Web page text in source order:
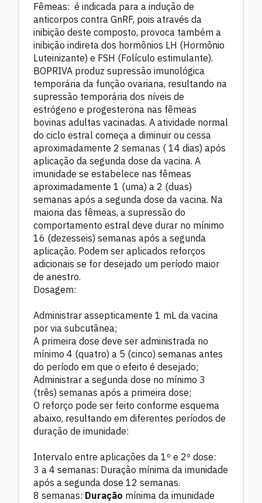
Fêmeas: é indicada para a indução de
anticorpos contra GnRF, pois através da
inibição deste composto, provoca também a
inibição indireta dos hormônios LH (Hormônio
Luteinizante) e FSH (Folículo estimulante).
BOPRIVA produz supressão imunológica
temporária da função ovariana, resultando na
supressão temporária dos níveis de
estrógeno e progesterona nas fêmeas
bovinas adultas vacinadas. A atividade normal
do ciclo estral começa a diminuir ou cessa
aproximadamente 2 semanas ( 14 dias) após
aplicação da segunda dose da vacina. A
imunidade se estabelece nas fêmeas
aproximadamente 1 (uma) a 2 (duas)
semanas após a segunda dose da vacina. Na
maioria das fêmeas, a supressão do
comportamento estral deve durar no mínimo
16 (dezesseis) semanas após a segunda
aplicação. Podem ser aplicados reforços
adicionais se for desejado um período maior
de anestro.
Dosagem:
Administrar assepticamente 1 mL da vacina
por via subcutânea;
A primeira dose deve ser administrada no
mínimo 4 (quatro) a 5 (cinco) semanas antes
do período em que o efeito é desejado;
Administrar a segunda dose no mínimo 3
(três) semanas após a primeira dose;
O reforço pode ser feito conforme esquema
abaixo, resultando em diferentes períodos de
duração de imunidade:
Intervalo entre aplicações da 1º e 2º dose:
3 a 4 semanas: Duração mínima da imunidade
após a segunda dose 12 semanas.
8 semanas: Duração mínima da imunidade